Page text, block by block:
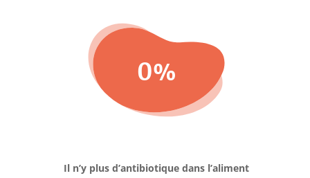
0%
Il n’y plus d’antibiotique dans l’aliment